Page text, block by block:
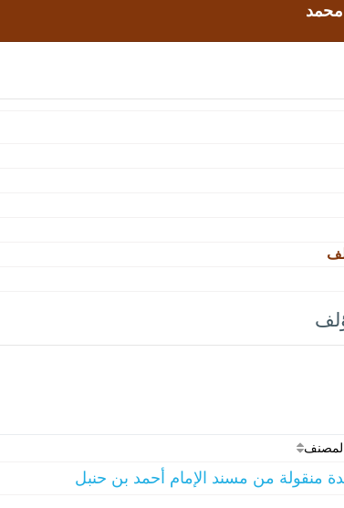
محمد
منقولة من مسند الإمام أحمد بن حنبل